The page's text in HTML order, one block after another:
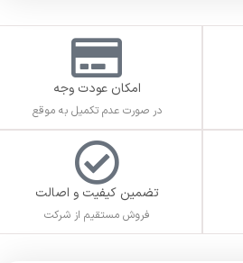
امکان عودت وجه
در صورت عدم تکمیل به موقع
تضمین کیفیت و اصالت
فروش مستقیم از شرکت